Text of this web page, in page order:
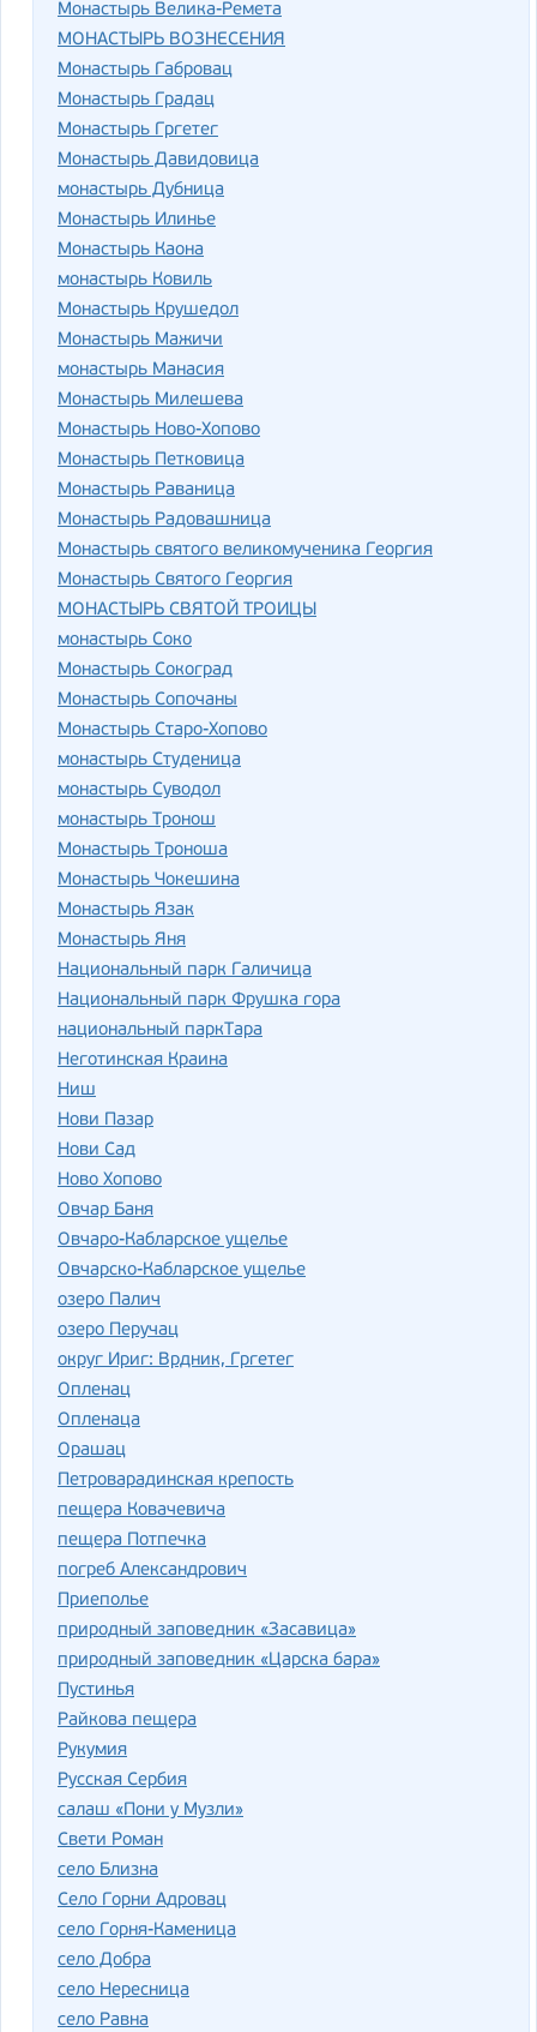
Монастырь Велика-Ремета
МОНАСТЫРЬ ВОЗНЕСЕНИЯ
Монастырь Габровац
Монастырь Градац
Монастырь Гргетег
Монастырь Давидовица
монастырь Дубница
Монастырь Илинье
Монастырь Каона
монастырь Ковиль
Монастырь Крушедол
Монастырь Мажичи
монастырь Манасия
Монастырь Милешева
Монастырь Ново-Хопово
Монастырь Петковица
Монастырь Раваница
Монастырь Радовашница
Монастырь святого великомученика Георгия
Монастырь Святого Георгия
МОНАСТЫРЬ СВЯТОЙ ТРОИЦЫ
монастырь Соко
Монастырь Сокоград
Монастырь Сопочаны
Монастырь Старо-Хопово
монастырь Студеница
монастырь Суводол
монастырь Тронош
Монастырь Троноша
Монастырь Чокешина
Монастырь Язак
Монастырь Яня
Национальный парк Галичица
Национальный парк Фрушка гора
национальный паркТара
Неготинская Краина
Ниш
Нови Пазар
Нови Сад
Ново Хопово
Овчар Баня
Овчаро-Кабларское ущелье
Овчарско-Кабларское ущелье
озеро Палич
озеро Перучац
округ Ириг: Врдник, Гргетег
Опленац
Опленаца
Орашац
Петроварадинская крепость
пещера Ковачевича
пещера Потпечка
погреб Александрович
Приеполье
природный заповедник «Засавица»
природный заповедник «Царска бара»
Пустинья
Райкова пещера
Рукумия
Русская Сербия
салаш «Пони у Музли»
Свети Роман
село Близна
Село Горни Адровац
село Горня-Каменица
село Добра
село Нересница
село Равна